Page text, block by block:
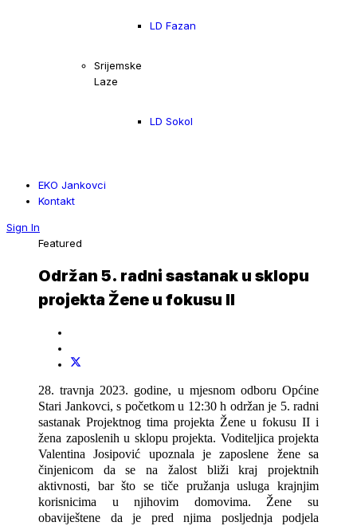
LD Fazan
Srijemske
Laze
LD Sokol
EKO Jankovci
Kontakt
Sign In
Featured
Održan 5. radni sastanak u sklopu
projekta Žene u fokusu II
28. travnja 2023. godine, u mjesnom odboru Općine
Stari Jankovci, s početkom u 12:30 h održan je 5. radni
sastanak Projektnog tima projekta Žene u fokusu II i
žena zaposlenih u sklopu projekta. Voditeljica projekta
Valentina Josipović upoznala je zaposlene žene sa
činjenicom da se na žalost bliži kraj projektnih
aktivnosti, bar što se tiče pružanja usluga krajnjim
korisnicima u njihovim domovima. Žene su
obaviještene da je pred njima posljednja podjela